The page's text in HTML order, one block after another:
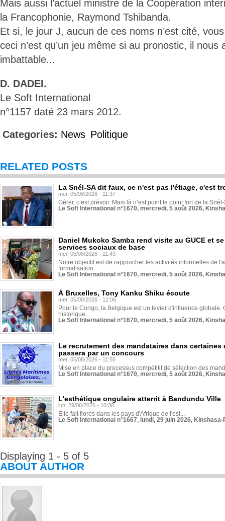
Mais aussi l’actuel ministre de la Coopération
la Francophonie, Raymond Tshibanda.
Et si, le jour J, aucun de ces noms n’est cité,
ceci n’est qu’un jeu même si au pronostic, il nous
imbattable...
D. DADEI.
Le Soft International
n°1157 daté 23 mars 2012.
Categories: News Politique
RELATED POSTS
La Snél-SA dit faux, ce n'est pas l'étiage, c'est
mer, 05/08/2026 - 11:37
Gérer, c’est prévoir. Mais là n’est point le point fort de la
Le Soft International n°1670, mercredi, 5 août 2026,
Daniel Mukoko Samba rend visite au GUCE et
services sociaux de base
mer, 05/08/2026 - 11:43
Notre objectif est de rapprocher les activités informelles de
formalisation.
Le Soft International n°1670, mercredi, 5 août 2026,
À Bruxelles, Tony Kanku Shiku écoute
mer, 05/08/2026 - 12:06
Pour le Congo, la Belgique est un levier d'influence globale.
historique...
Le Soft International n°1670, mercredi, 5 août 2026,
Le recrutement des mandataires dans
passera par un concours
mer, 05/08/2026 - 11:55
Mise en place du processus compétitif de sélection des
Le Soft International n°1670, mercredi, 5 août 2026,
L'esthétique ongulaire atterrit à Bandundu Ville
lun, 29/06/2026 - 10:30
Elle fait florès dans les pays d'Afrique de l'est...
Le Soft International n°1667, lundi, 29 juin 2026,
Displaying 1 - 5 of 5
ABOUT AUTHOR